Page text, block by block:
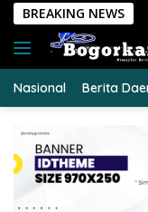
Langsung
konten
BREAKING NEWS
Water
Nasional Berita